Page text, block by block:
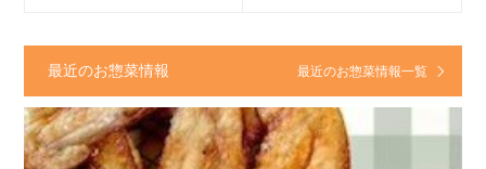
最近のお惣菜情報 最近のお惣菜情報一覧